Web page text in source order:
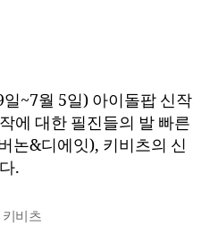
~7월 5일) 아이돌팝 신작
에 대한 필진들의 발 빠른
논&디에잇), 키비츠의 신
.
키비츠